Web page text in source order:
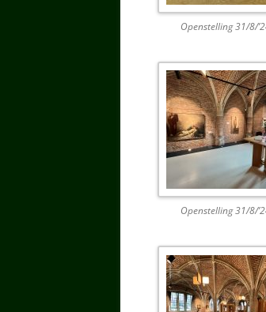
Openstelling 31/8/
Openstelling 31/8/